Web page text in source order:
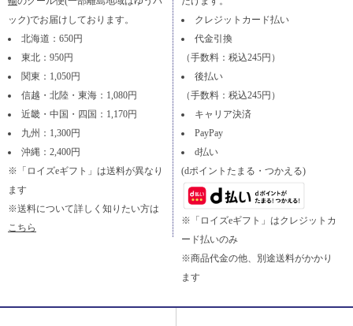
ック)でお届けしております。
北海道：650円
東北：950円
関東：1,050円
信越・北陸・東海：1,080円
近畿・中国・四国：1,170円
九州：1,300円
沖縄：2,400円
※「ロイズeギフト」は送料が異なり
ます
※送料について詳しく知りたい方は
こちら
クレジットカード払い
代金引換
（手数料：税込245円）
後払い
（手数料：税込245円）
キャリア決済
PayPay
d払い
(dポイントたまる・つかえる)
※「ロイズeギフト」はクレジットカ
ード払いのみ
※商品代金の他、別途送料がかかり
ます